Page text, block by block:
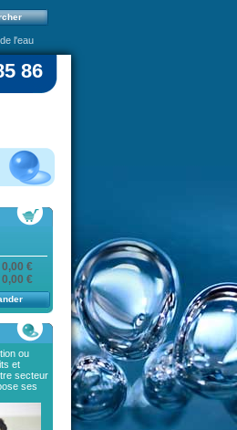
l'eau
86
0,00 €
0,00 €
ou
et
secteur
ses